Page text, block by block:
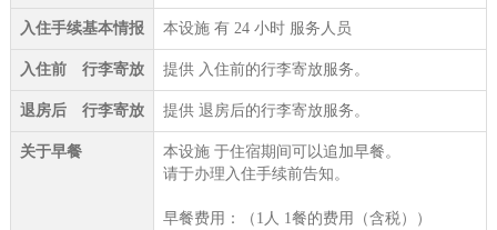
入住手续基本情报 本设施 有 24 小时 服务人员
入住前 行李寄放 提供 入住前的行李寄放服务。
退房后 行李寄放 提供 退房后的行李寄放服务。
关于早餐
本设施 于住宿期间可以追加早餐。
请于办理入住手续前告知。
早餐费用：（1人 1餐的费用（含税））